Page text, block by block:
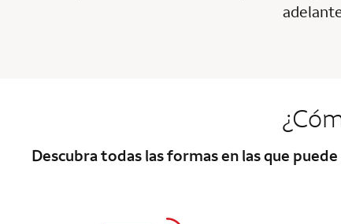
Descubra todas las formas en las que